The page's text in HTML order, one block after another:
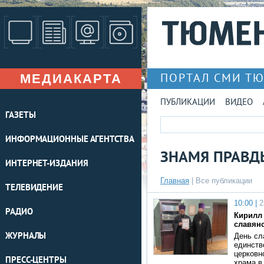
МЕДИАКАРТА
ГАЗЕТЫ
ИНФОРМАЦИОННЫЕ АГЕНТСТВА
ИНТЕРНЕТ-ИЗДАНИЯ
ТЕЛЕВИДЕНИЕ
РАДИО
ЖУРНАЛЫ
ПРЕСС-ЦЕНТРЫ
ПОРТАЛ СМИ
ПУБЛИКАЦИИ ВИДЕО
ЗНАМЯ
Главная Все публикации
10:00 |
День